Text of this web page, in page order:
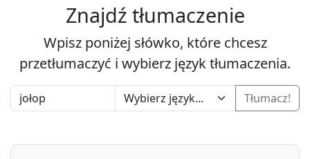
Znajdź tłumaczenie
Wpisz poniżej słówko, które chcesz
przetłumaczyć i wybierz język tłumaczenia.
Tłumacz!